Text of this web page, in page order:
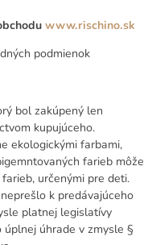
www.rischino.sk
podmienok
bol zakúpený len
kupujúceho.
ekologickými farbami,
farieb môže
určenými pre deti.
k predávajúceho
platnej legislatívy
úhrade v zmysle §